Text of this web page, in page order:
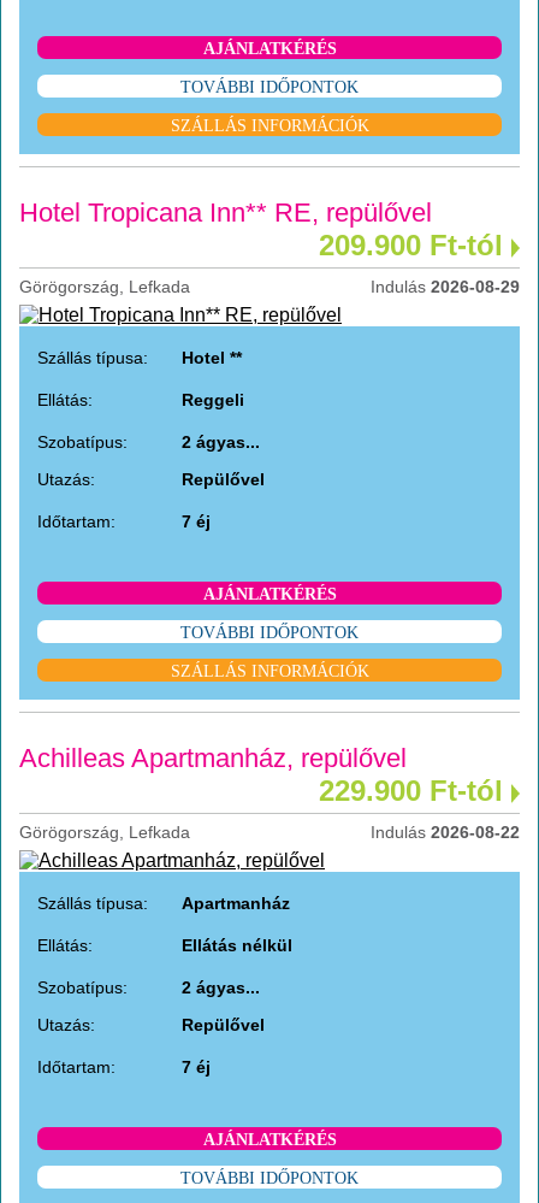
AJÁNLATKÉRÉS
TOVÁBBI IDŐPONTOK
SZÁLLÁS INFORMÁCIÓK
Hotel Tropicana Inn** RE, repülővel
209.900 Ft-tól
Görögország, Lefkada Indulás 2026-08-29
Szállás típusa: Hotel **
Ellátás: Reggeli
Szobatípus:
2 ágyas...
Utazás:
Repülővel
Időtartam: 7 éj
AJÁNLATKÉRÉS
TOVÁBBI IDŐPONTOK
SZÁLLÁS INFORMÁCIÓK
Achilleas Apartmanház, repülővel
229.900 Ft-tól
Görögország, Lefkada Indulás 2026-08-22
Szállás típusa: Apartmanház
Ellátás: Ellátás nélkül
Szobatípus:
2 ágyas...
Utazás:
Repülővel
Időtartam: 7 éj
AJÁNLATKÉRÉS
TOVÁBBI IDŐPONTOK